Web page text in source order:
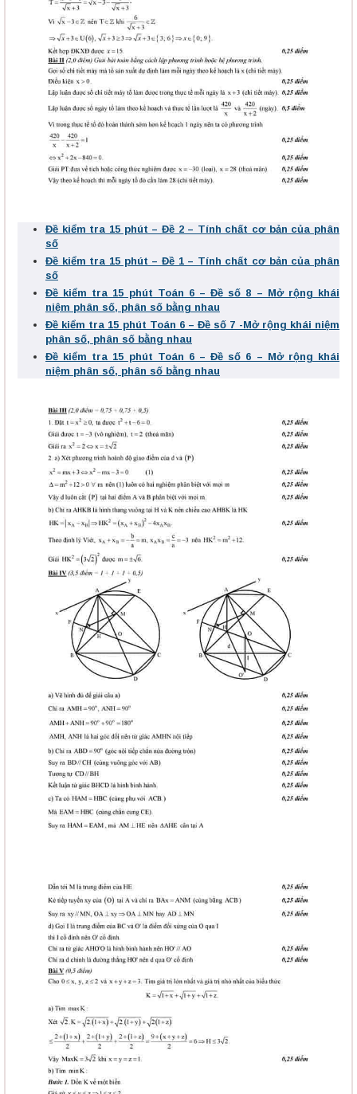
Đề kiểm tra 15 phút – Đề 2 – Tính chất cơ bản của phân
số
Đề kiểm tra 15 phút – Đề 1 – Tính chất cơ bản của phân
số
Đề kiểm tra 15 phút Toán 6 – Đề số 8 – Mở rộng khái
niệm phân số, phân số bằng nhau
Đề kiểm tra 15 phút Toán 6 – Đề số 7 -Mở rộng khái niệm
phân số, phân số bằng nhau
Đề kiểm tra 15 phút Toán 6 – Đề số 6 – Mở rộng khái
niệm phân số, phân số bằng nhau